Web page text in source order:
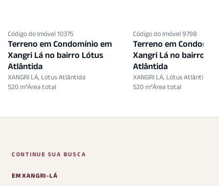
Código do Imóvel 10375
Terreno em Condomínio em
Xangri Lá no bairro Lótus
Atlântida
XANGRI LÁ, Lótus Atlântida
520 m²
Código do Imóvel 9798
Terreno em
Xangri Lá no bairro
Atlântida
XANGRI LÁ, Lótus Atlântida
520 m²
CONTINUE SUA BUSCA
EM XANGRI-LÁ